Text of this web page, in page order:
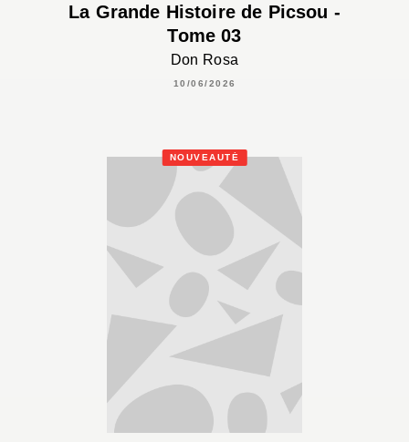
La Grande Histoire de Picsou -
Tome 03
Don Rosa
10/06/2026
NOUVEAUTÉ